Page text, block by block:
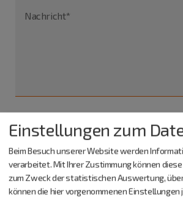
Nachricht*
Ich habe die Datenschutzerklärung
Absenden
Einstellungen zum
Beim Besuch unserer Website werden
verarbeitet. Mit Ihrer Zustimmung können diese
zum Zweck der statistischen Auswertung,
können die hier vorgenommenen Einstellungen